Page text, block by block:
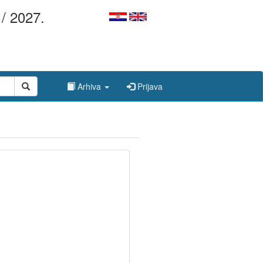
2027.
Arhiva Prijava